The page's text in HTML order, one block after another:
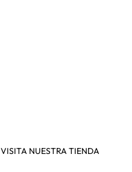
VISITA NUESTRA TIENDA